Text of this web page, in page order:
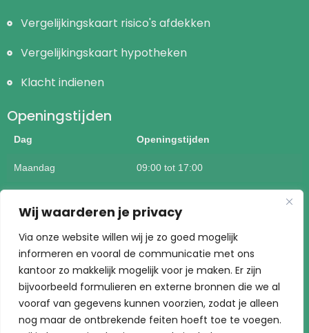
Wij waarderen je privacy
Via onze website willen wij je zo goed mogelijk
informeren en vooral de communicatie met ons
kantoor zo makkelijk mogelijk voor je maken. Er zijn
bijvoorbeeld formulieren en externe bronnen die we al
vooraf van gegevens kunnen voorzien, zodat je alleen
nog maar de ontbrekende feiten hoeft toe te voegen.
Vergelijkingskaart risico's afdekken
Vergelijkingskaart hypotheken
Klacht indienen
Openingstijden
Dag Openingstijden
Maandag 09:00 tot 17:00
Donderdag 09:00 tot 17:00
Vrijdag 09:00 tot 17:00
Buiten kantoortijden mogelijk op afspraak